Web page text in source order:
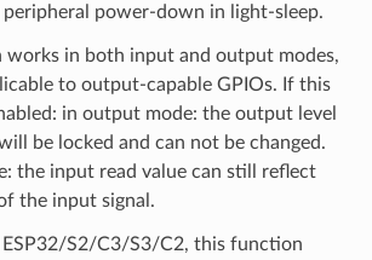
peripheral power-down in light-sleep.
works in both input and output modes,
to output-capable GPIOs. If this
in output mode: the output level
be locked and can not be changed.
the input read value can still reflect
the input signal.
ESP32/S2/C3/S3/C2, this function